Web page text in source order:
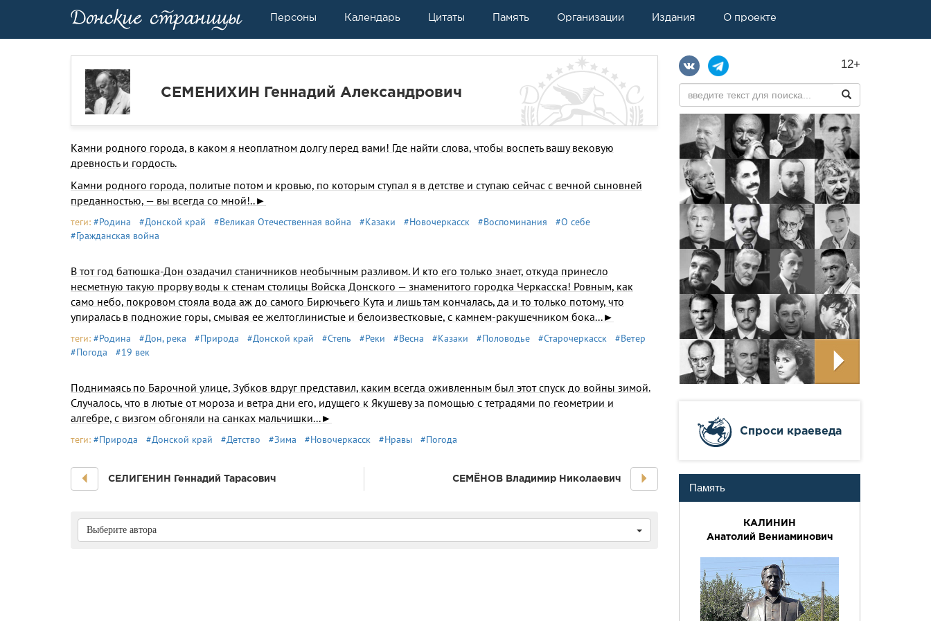
Персоны Календарь Цитаты Память Организации Издания О проекте
СЕМЕНИХИН Геннадий Александрович
Камни родного города, в каком я неоплатном долгу перед вами! Где найти слова, чтобы воспеть вашу вековую
древность и гордость.
Камни родного города, политые потом и кровью, по которым ступал я в детстве и ступаю сейчас с вечной сыновней
преданностью, — вы всегда со мной!..►
теги: #Родина #Донской край #Великая Отечественная война #Казаки #Новочеркасск #Воспоминания
#О себе
#Гражданская война
В тот год батюшка-Дон озадачил станичников необычным разливом. И кто его только знает, откуда принесло
несметную такую прорву воды к стенам столицы Войска Донского — знаменитого городка Черкасска! Ровным, как
само небо, покровом стояла вода аж до самого Бирючьего Кута и лишь там кончалась, да и то только потому, что
упиралась в подножие горы, смывая ее желтоглинистые и белоизвестковые, с камнем-ракушечником бока...►
теги: #Родина #Дон, река #Природа #Донской край #Степь #Реки #Весна #Казаки #Половодье #Старочеркасск
#Ветер
#Погода
#19 век
Поднимаясь по Барочной улице, Зубков вдруг представил, каким всегда оживленным был этот спуск до войны зимой.
Случалось, что в лютые от мороза и ветра дни его, идущего к Якушеву за помощью с тетрадями по геометрии и
алгебре, с визгом обгоняли на санках мальчишки...►
теги: #Природа #Донской край #Детство #Зима #Новочеркасск #Нравы #Погода
СЕЛИГЕНИН Геннадий Тарасович СЕМЁНОВ Владимир Николаевич
Выберите автора
12+
Cпроси краеведа
Память
КАЛИНИН
Анатолий Вениаминович